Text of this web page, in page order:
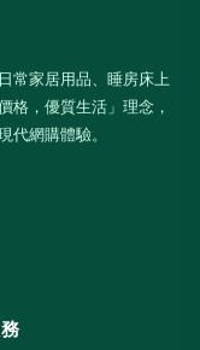
常家居用品、睡房床上
格，優質生活」理念，
代網購體驗。